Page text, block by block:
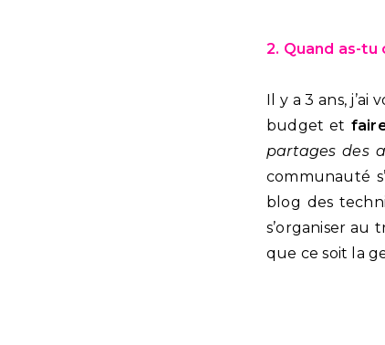
2. Quand as-
Il y a 3 ans,
budget et
partages des
communauté
blog des
s’organiser au
que ce soit la